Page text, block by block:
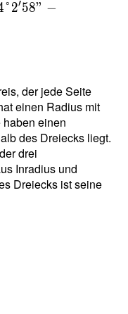
°2′58" −
der jede Seite
einen Radius mit
einen
des Dreiecks liegt.
drei
Inradius und
Dreiecks ist seine